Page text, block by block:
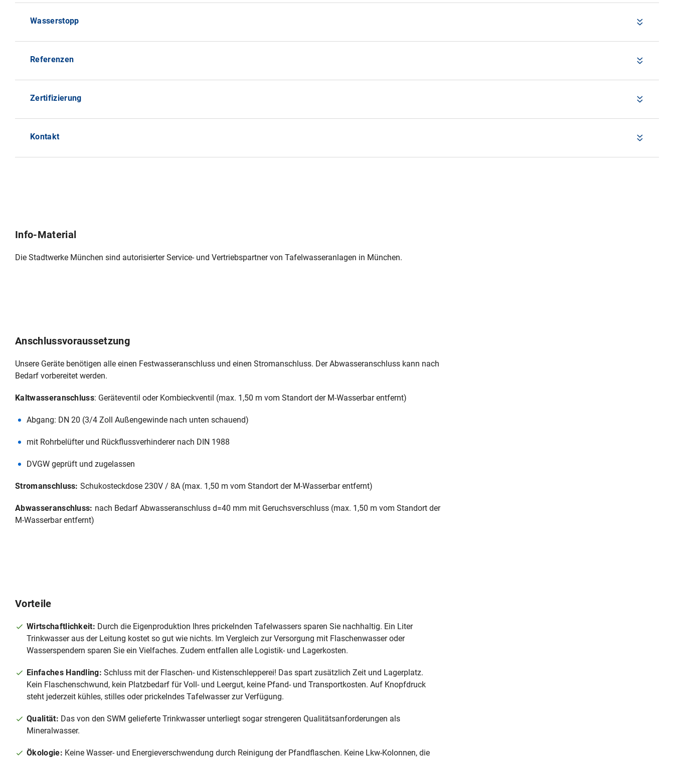
Wasserstopp
Referenzen
Zertifizierung
Kontakt
Info-Material
Die Stadtwerke München sind autorisierter Service- und Vertriebspartner von Tafelwasseranlagen in München.
Anschlussvoraussetzung
Unsere Geräte benötigen alle einen Festwasseranschluss und einen Stromanschluss. Der Abwasseranschluss kann nach
Bedarf vorbereitet werden.
Kaltwasseranschluss: Geräteventil oder Kombieckventil (max. 1,50 m vom Standort der M‑Wasserbar entfernt)
Abgang: DN 20 (3/4 Zoll Außengewinde nach unten schauend)
mit Rohrbelüfter und Rückflussverhinderer nach DIN 1988
DVGW geprüft und zugelassen
Stromanschluss:Schukosteckdose 230V / 8A (max. 1,50 m vom Standort der M‑Wasserbar entfernt)
Abwasseranschluss: nach Bedarf Abwasseranschluss d=40 mm mit Geruchsverschluss (max. 1,50 m vom Standort der
M‑Wasserbar entfernt)
Vorteile
Wirtschaftlichkeit: Durch die Eigenproduktion Ihres prickelnden Tafelwassers sparen Sie nachhaltig. Ein Liter
Trinkwasser aus der Leitung kostet so gut wie nichts. Im Vergleich zur Versorgung mit Flaschenwasser oder
Wasserspendern sparen Sie ein Vielfaches. Zudem entfallen alle Logistik- und Lagerkosten.
Einfaches Handling:Schluss mit der Flaschen- und Kistenschlepperei! Das spart zusätzlich Zeit und Lagerplatz.
Kein Flaschenschwund, kein Platzbedarf für Voll- und Leergut, keine Pfand- und Transportkosten. Auf Knopfdruck
steht jederzeit kühles, stilles oder prickelndes Tafelwasser zur Verfügung.
Qualität: Das von den SWM gelieferte Trinkwasser unterliegt sogar strengeren Qualitätsanforderungen als
Mineralwasser.
Ökologie: Keine Wasser- und Energieverschwendung durch Reinigung der Pfandflaschen. Keine Lkw-Kolonnen, die